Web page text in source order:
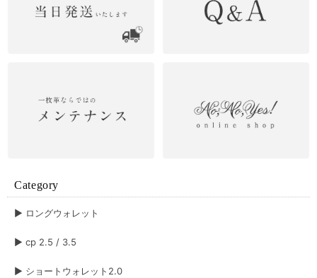
Category
▶︎ ロングウォレット
▶︎ cp 2.5 / 3.5
▶︎ ショートウォレット2.0